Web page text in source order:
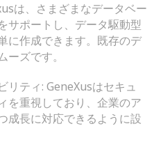
は、さまざまなデータベー
サポートし、データ駆動型
に作成できます。既存のデ
ズです。
リティ: GeneXusはセキュ
を重視しており、企業のア
成長に対応できるように設